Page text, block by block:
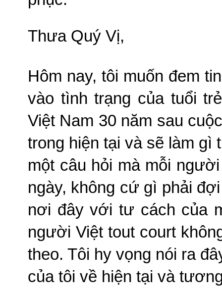
Thưa Quý Vị,
Hôm nay, tôi muốn đem
vào tình trạng của tuổi
Việt Nam 30 năm sau
trong hiện tại và sẽ làm
một câu hỏi mà mỗi
ngày, không cứ gì phải
nơi đây với tư cách của
người Việt tout court
theo. Tôi hy vọng nói ra
của tôi về hiện tại và